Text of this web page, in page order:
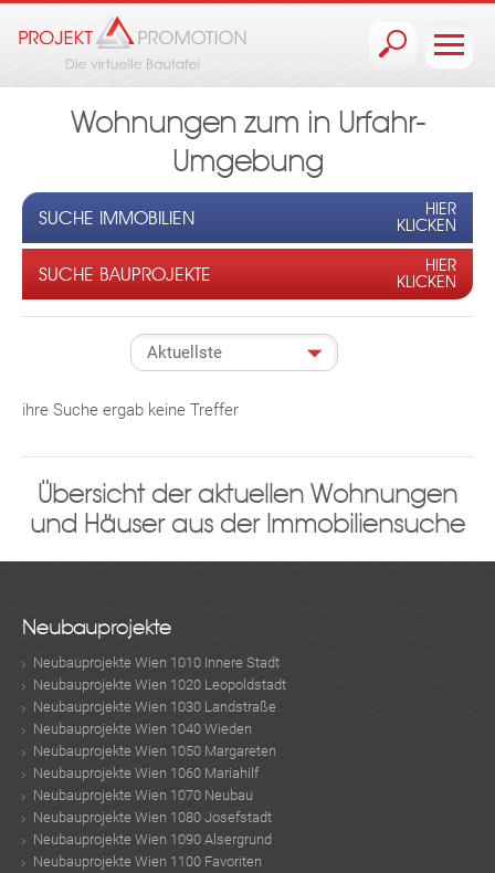
Wohnungen zum in Urfahr-
Umgebung
SUCHE IMMOBILIEN
HIER
KLICKEN
SUCHE BAUPROJEKTE
HIER
KLICKEN
ihre Suche ergab keine Treffer
Übersicht der aktuellen Wohnungen
und Häuser aus der Immobiliensuche
Neubauprojekte
Neubauprojekte Wien 1010 Innere Stadt
Neubauprojekte Wien 1020 Leopoldstadt
Neubauprojekte Wien 1030 Landstraße
Neubauprojekte Wien 1040 Wieden
Neubauprojekte Wien 1050 Margareten
Neubauprojekte Wien 1060 Mariahilf
Neubauprojekte Wien 1070 Neubau
Neubauprojekte Wien 1080 Josefstadt
Neubauprojekte Wien 1090 Alsergrund
Neubauprojekte Wien 1100 Favoriten